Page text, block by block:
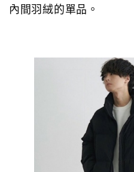
內間羽絨的單品。